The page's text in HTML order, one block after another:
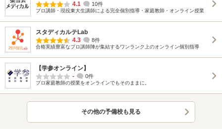
4.1
10件
プロ講師・現役東大生講師による完全個別指導・家庭教師・オンライン授業
スタディカルテLab
4.3
8件
合格実績豊富なプロ講師陣が集結するワンランク上のオンライン個別指導
【学参オンライン】
-
0件
プロ家庭教師の授業をオンラインでもそのままに。
その他の予備校も見る